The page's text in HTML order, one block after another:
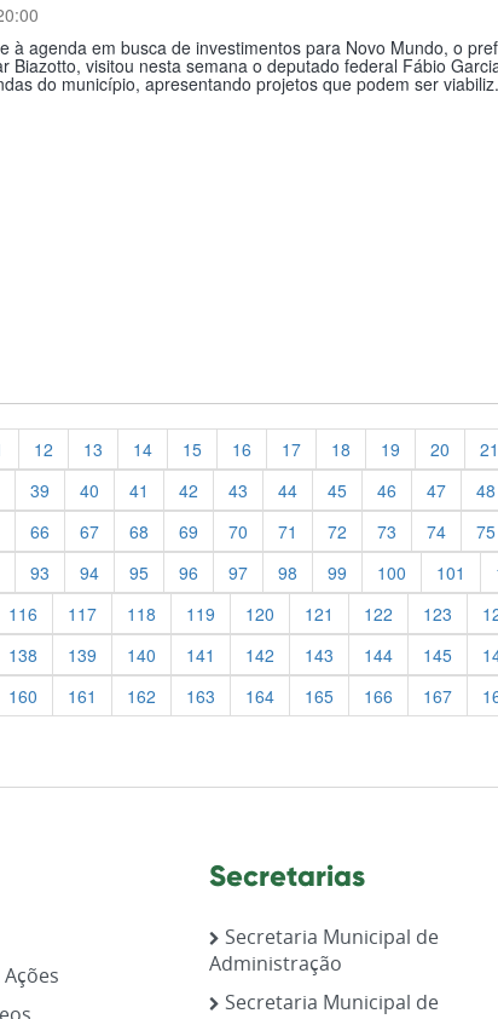
à agenda em busca de investimentos para Novo Mundo, o
Biazotto, visitou nesta semana o deputado federal Fábio
do município, apresentando projetos que podem ser
12 13 14 15 16 17 18 19 20 21
39 40 41 42 43 44 45 46 47 48
66 67 68 69 70 71 72 73 74 75
93 94 95 96 97 98 99 100 101
116 117 118 119 120 121 122 123
138 139 140 141 142 143 144 145
160 161 162 163 164 165 166 167
Secretarias
Secretaria Municipal de
Administração
Secretaria Municipal de